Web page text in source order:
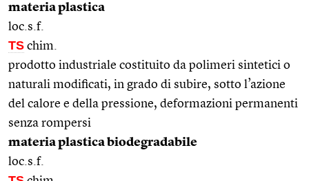
materia plastica
loc.s.f.
TS chim.
prodotto industriale costituito da polimeri sintetici o
naturali modificati, in grado di subire, sotto l’azione
del calore e della pressione, deformazioni permanenti
senza rompersi
materia plastica biodegradabile
loc.s.f.